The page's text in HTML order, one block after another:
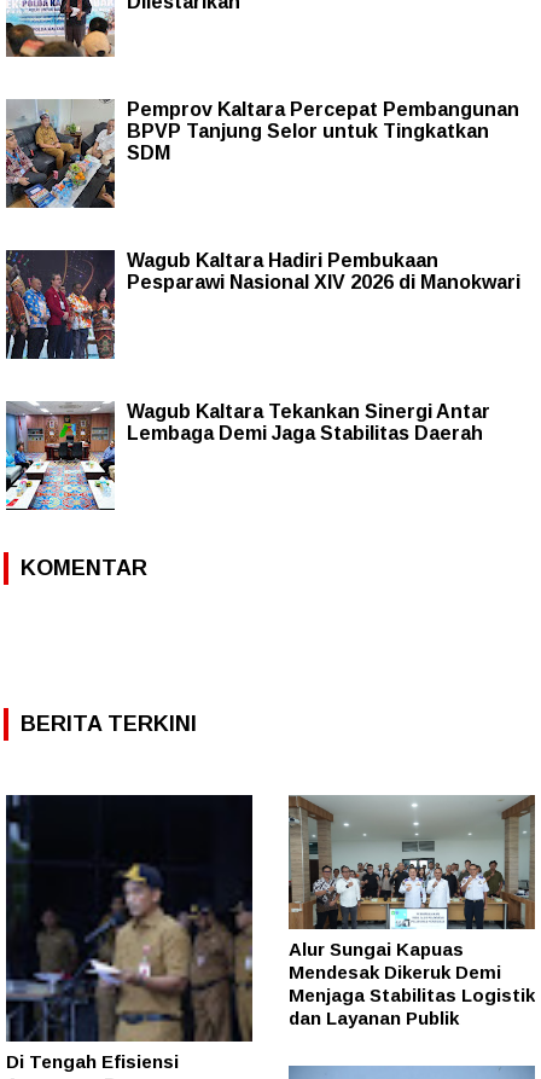
Pemprov Kaltara Percepat Pembangunan
BPVP Tanjung Selor untuk Tingkatkan
SDM
Wagub Kaltara Hadiri Pembukaan
Pesparawi Nasional XIV 2026 di Manokwari
Wagub Kaltara Tekankan Sinergi Antar
Lembaga Demi Jaga Stabilitas Daerah
KOMENTAR
BERITA TERKINI
Di Tengah Efisiensi
Alur Sungai Kapuas
Mendesak Dikeruk Demi
Menjaga Stabilitas Logistik
dan Layanan Publik